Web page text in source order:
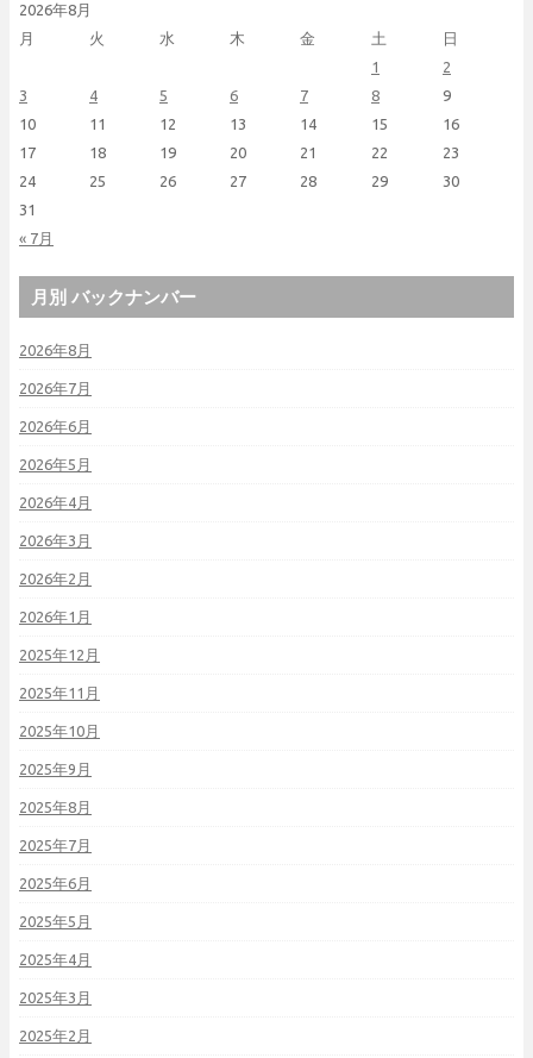
2026年8月
月
火 水 木 金 土 日
« 7月
1
2
3
4 5 6 7 8
9
10
11 12 13 14 15
16
17
18 19 20 21 22
23
24
25 26 27 28 29
30
31
月別 バックナンバー
2026年8月
2026年7月
2026年6月
2026年5月
2026年4月
2026年3月
2026年2月
2026年1月
2025年12月
2025年11月
2025年10月
2025年9月
2025年8月
2025年7月
2025年6月
2025年5月
2025年4月
2025年3月
2025年2月